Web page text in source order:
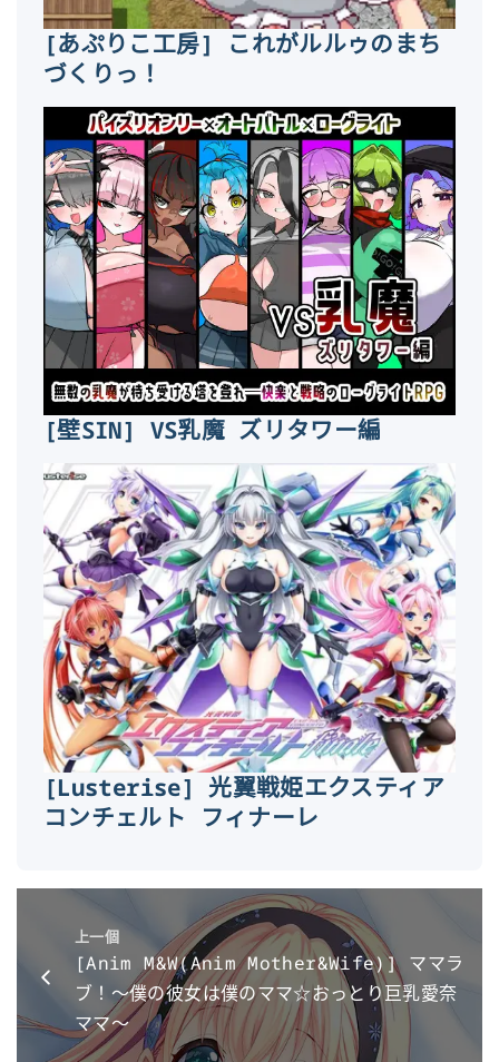
[あぷりこ工房] これがルルゥのまち
づくりっ！
[壁SIN] VS乳魔 ズリタワー編
[Lusterise] 光翼戦姫エクスティア
コンチェルト フィナーレ
上一個
[Anim M&W(Anim Mother&Wife)] ママラ
ブ！～僕の彼女は僕のママ☆おっとり巨乳愛奈
ママ～